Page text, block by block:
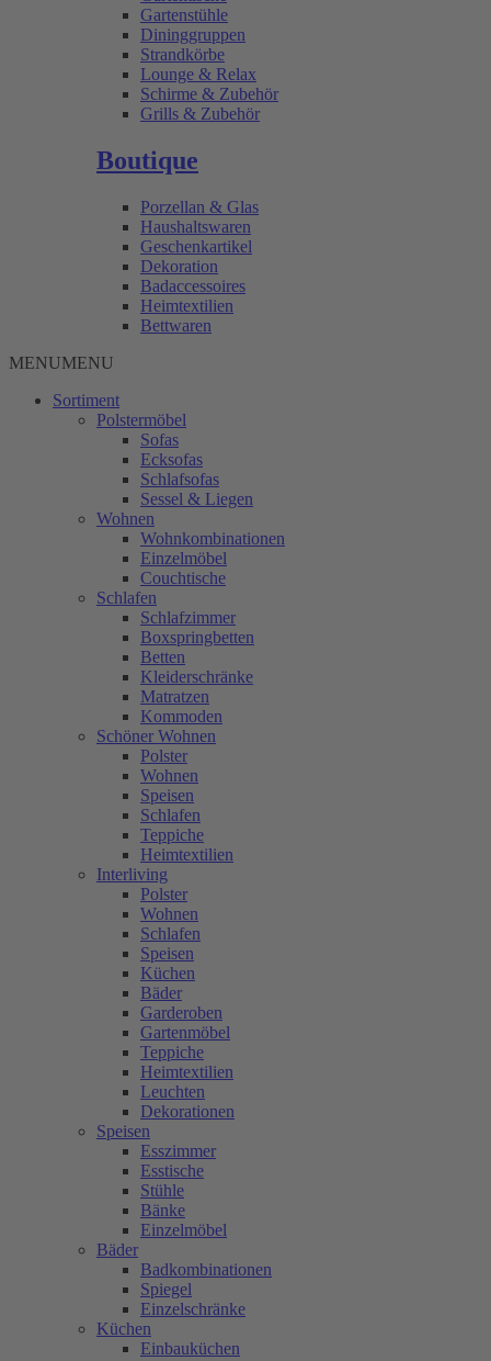
Gartenstühle
Dininggruppen
Strandkörbe
Lounge & Relax
Schirme & Zubehör
Grills & Zubehör
Boutique
Porzellan & Glas
Haushaltswaren
Geschenkartikel
Dekoration
Badaccessoires
Heimtextilien
Bettwaren
MENUMENU
Sortiment
Polstermöbel
Sofas
Ecksofas
Schlafsofas
Sessel & Liegen
Wohnen
Wohnkombinationen
Einzelmöbel
Couchtische
Schlafen
Schlafzimmer
Boxspringbetten
Betten
Kleiderschränke
Matratzen
Kommoden
Schöner Wohnen
Polster
Wohnen
Speisen
Schlafen
Teppiche
Heimtextilien
Interliving
Polster
Wohnen
Schlafen
Speisen
Küchen
Bäder
Garderoben
Gartenmöbel
Teppiche
Heimtextilien
Leuchten
Dekorationen
Speisen
Esszimmer
Esstische
Stühle
Bänke
Einzelmöbel
Bäder
Badkombinationen
Spiegel
Einzelschränke
Küchen
Einbauküchen